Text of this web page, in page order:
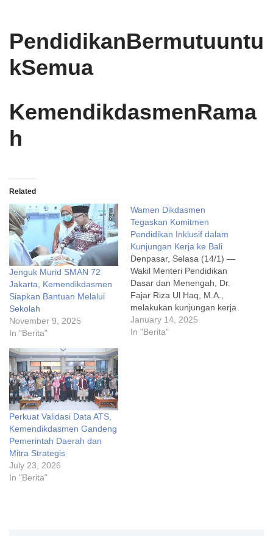
PendidikanBermutuuntu
kSemua
KemendikdasmenRama
h
Related
Jenguk Murid SMAN 72
Jakarta, Kemendikdasmen
Siapkan Bantuan Melalui
Sekolah
November 9, 2025
In "Berita"
Wamen Dikdasmen
Tegaskan Komitmen
Pendidikan Inklusif dalam
Kunjungan Kerja ke Bali
Denpasar, Selasa (14/1) —
Wakil Menteri Pendidikan
Dasar dan Menengah, Dr.
Fajar Riza Ul Haq, M.A.,
melakukan kunjungan kerja
ke Provinsi Bali untuk
menghadiri beberapa
January 14, 2025
In "Berita"
Perkuat Validasi Data ATS,
Kemendikdasmen Gandeng
Pemerintah Daerah dan
Mitra Strategis
July 23, 2026
In "Berita"